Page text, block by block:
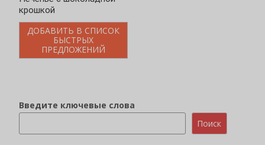
крошкой
ДОБАВИТЬ В СПИСОК
БЫСТРЫХ
ПРЕДЛОЖЕНИЙ
Введите ключевые слова
Поиск